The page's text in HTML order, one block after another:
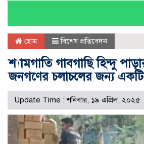
হোম বিশেষ প্রতিবেদন
শ্যামগাতি গাবগাছি হিন্দু
জনগণের চলাচলের জন্য
Update Time : শনিবার, ১৯ এপ্রিল, ২০২৫